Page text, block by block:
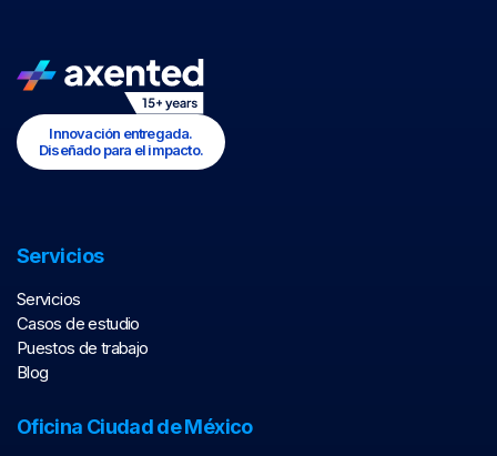
Innovación entregada.
Diseñado para el impacto.
Servicios
Servicios
Casos de estudio
Puestos de trabajo
Blog
Oficina Ciudad de México